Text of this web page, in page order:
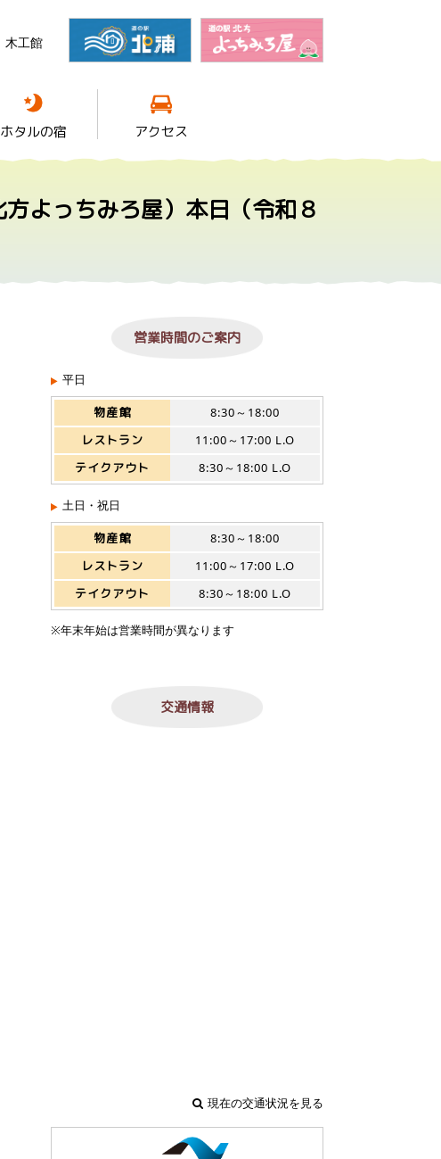
木工館
ホタルの宿 アクセス
よっちみろ屋）本日（令和８
営業時間のご案内
平日
物産館
8:30～18:00
レストラン
11:00～17:00 L.O
テイクアウト
8:30～18:00 L.O
土日・祝日
物産館
8:30～18:00
レストラン
11:00～17:00 L.O
テイクアウト
8:30～18:00 L.O
※年末年始は営業時間が異なります
交通情報
現在の交通状況を見る